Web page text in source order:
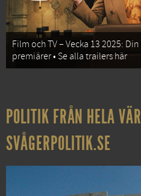
Film och TV – Vecka 13 2025:
premiärer • Se alla trailers här
POLITIK FRÅN HELA
SVÅGERPOLITIK.SE